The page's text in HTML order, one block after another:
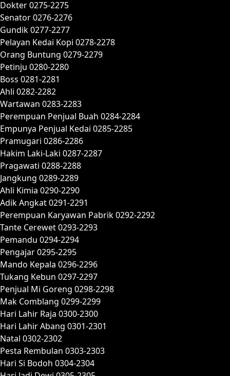
Dokter 0275-2275
Senator 0276-2276
Gundik 0277-2277
Pelayan Kedai Kopi 0278-2278
Orang Buntung 0279-2279
Petinju 0280-2280
Boss 0281-2281
Ahli 0282-2282
Wartawan 0283-2283
Perempuan Penjual Buah 0284-2284
Empunya Penjual Kedai 0285-2285
Pramugari 0286-2286
Hakim Laki-Laki 0287-2287
Pragawati 0288-2288
Jangkung 0289-2289
Ahli Kimia 0290-2290
Adik Angkat 0291-2291
Perempuan Karyawan Pabrik 0292-2292
Tante Cerewet 0293-2293
Pemandu 0294-2294
Pengajar 0295-2295
Mando Kepala 0296-2296
Tukang Kebun 0297-2297
Penjual Mi Goreng 0298-2298
Mak Comblang 0299-2299
Hari Lahir Raja 0300-2300
Hari Lahir Abang 0301-2301
Natal 0302-2302
Pesta Rembulan 0303-2303
Hari Si Bodoh 0304-2304